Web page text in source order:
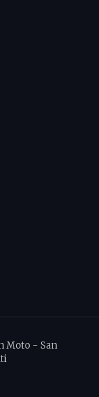
Moto - San